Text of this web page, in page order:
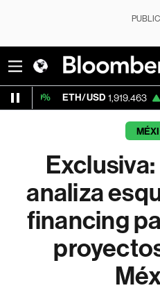
ETH/USD 1,919.463 +2.35%
analiza
financing